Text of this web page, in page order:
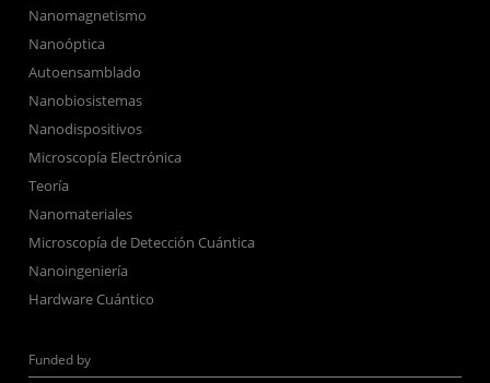
Nanomagnetismo
Nanoóptica
Autoensamblado
Nanobiosistemas
Nanodispositivos
Microscopía Electrónica
Teoría
Nanomateriales
Microscopía de Detección Cuántica
Nanoingeniería
Hardware Cuántico
Funded by